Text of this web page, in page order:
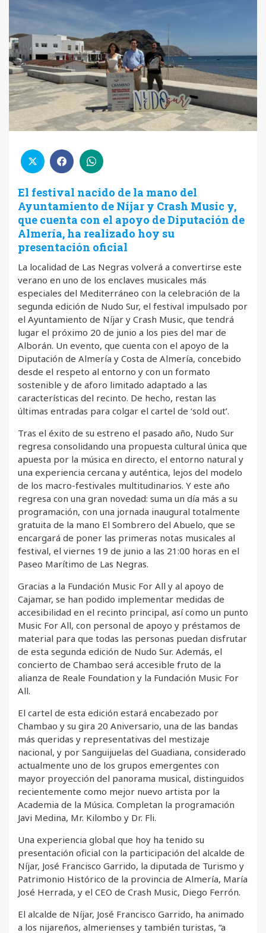
El festival nacido de la mano del
Ayuntamiento de Níjar y Crash Music y,
que cuenta con el apoyo de Diputación de
Almería, ha realizado hoy su
presentación oficial
La localidad de Las Negras volverá a convertirse este
verano en uno de los enclaves musicales más
especiales del Mediterráneo con la celebración de la
segunda edición de Nudo Sur, el festival impulsado por
el Ayuntamiento de Níjar y Crash Music, que tendrá
lugar el próximo 20 de junio a los pies del mar de
Alborán. Un evento, que cuenta con el apoyo de la
Diputación de Almería y Costa de Almería, concebido
desde el respeto al entorno y con un formato
sostenible y de aforo limitado adaptado a las
características del recinto. De hecho, restan las
últimas entradas para colgar el cartel de ‘sold out’.
Tras el éxito de su estreno el pasado año, Nudo Sur
regresa consolidando una propuesta cultural única que
apuesta por la música en directo, el entorno natural y
una experiencia cercana y auténtica, lejos del modelo
de los macro-festivales multitudinarios. Y este año
regresa con una gran novedad: suma un día más a su
programación, con una jornada inaugural totalmente
gratuita de la mano El Sombrero del Abuelo, que se
encargará de poner las primeras notas musicales al
festival, el viernes 19 de junio a las 21:00 horas en el
Paseo Marítimo de Las Negras.
Gracias a la Fundación Music For All y al apoyo de
Cajamar, se han podido implementar medidas de
accesibilidad en el recinto principal, así como un punto
Music For All, con personal de apoyo y préstamos de
material para que todas las personas puedan disfrutar
de esta segunda edición de Nudo Sur. Además, el
concierto de Chambao será accesible fruto de la
alianza de Reale Foundation y la Fundación Music For
All.
El cartel de esta edición estará encabezado por
Chambao y su gira 20 Aniversario, una de las bandas
más queridas y representativas del mestizaje
nacional, y por Sanguijuelas del Guadiana, considerado
actualmente uno de los grupos emergentes con
mayor proyección del panorama musical, distinguidos
recientemente como mejor nuevo artista por la
Academia de la Música. Completan la programación
Javi Medina, Mr. Kilombo y Dr. Fli.
Una experiencia global que hoy ha tenido su
presentación oficial con la participación del alcalde de
Níjar, José Francisco Garrido, la diputada de Turismo y
Patrimonio Histórico de la provincia de Almería, María
José Herrada, y el CEO de Crash Music, Diego Ferrón.
El alcalde de Níjar, José Francisco Garrido, ha animado
a los nijareños, almerienses y también turistas, “a